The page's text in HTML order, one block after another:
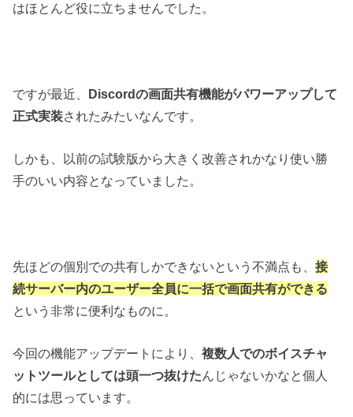
はほとんど役に立ちませんでした。
ですが最近、 Discordの画面共有機能がパワーアップして
正式実装されたみたいなんです。
しかも、以前の試験版から大きく改善されかなり使い勝
手のいい内容となっていました。
先ほどの個別での共有しかできないという不満点も、接
続サーバー内のユーザー全員に一括で画面共有ができる
という非常に便利なものに。
今回の機能アップデートにより、複数人でのボイスチャ
ットツールとしては頭一つ抜けたんじゃないかなと個人
的には思っています。